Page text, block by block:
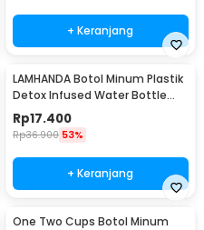
+ Keranjang
LAMHANDA Botol Minum Plastik
Detox Infused Water Bottle
BPA Free 1L - QWF236
Rp17.400
Rp36.900 53%
+ Keranjang
One Two Cups Botol Minum